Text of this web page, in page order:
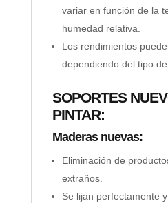
variar en función de la
humedad relativa.
Los rendimientos
dependiendo del tipo
SOPORTES
PINTAR:
Maderas nuevas:
Eliminación de
extraños.
Se lijan perfectamente